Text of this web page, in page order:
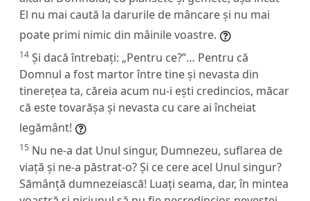
El nu mai caută la darurile de mâncare și nu mai
poate primi nimic din mâinile voastre.
14 Și dacă întrebați: „Pentru ce?”… Pentru că
Domnul a fost martor între tine și nevasta din
tinerețea ta, căreia acum nu-i ești credincios, măcar
că este tovarășa și nevasta cu care ai încheiat
legământ!
15 Nu ne-a dat Unul singur, Dumnezeu, suflarea de
viață și ne-a păstrat-o? Și ce cere acel Unul singur?
Sămânță dumnezeiască! Luați seama, dar, în mintea